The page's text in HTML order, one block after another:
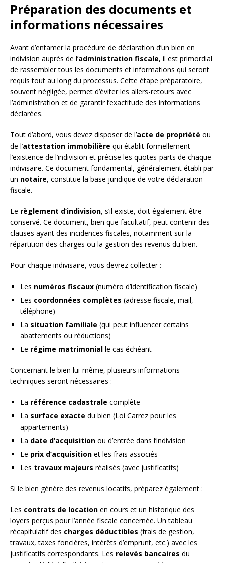
Préparation des documents et
informations nécessaires
Avant d’entamer la procédure de déclaration d’un bien en
indivision auprès de l’administration fiscale, il est primordial
de rassembler tous les documents et informations qui seront
requis tout au long du processus. Cette étape préparatoire,
souvent négligée, permet d’éviter les allers-retours avec
l’administration et de garantir l’exactitude des informations
déclarées.
Tout d’abord, vous devez disposer de l’acte de propriété ou
de l’attestation immobilière qui établit formellement
l’existence de l’indivision et précise les quotes-parts de chaque
indivisaire. Ce document fondamental, généralement établi par
un notaire, constitue la base juridique de votre déclaration
fiscale.
Le règlement d’indivision, s’il existe, doit également être
conservé. Ce document, bien que facultatif, peut contenir des
clauses ayant des incidences fiscales, notamment sur la
répartition des charges ou la gestion des revenus du bien.
Pour chaque indivisaire, vous devrez collecter :
Les numéros fiscaux (numéro d’identification fiscale)
Les coordonnées complètes (adresse fiscale, mail,
téléphone)
La situation familiale (qui peut influencer certains
abattements ou réductions)
Le régime matrimonial le cas échéant
Concernant le bien lui-même, plusieurs informations
techniques seront nécessaires :
La référence cadastrale complète
La surface exacte du bien (Loi Carrez pour les
appartements)
La date d’acquisition ou d’entrée dans l’indivision
Le prix d’acquisition et les frais associés
Les travaux majeurs réalisés (avec justificatifs)
Si le bien génère des revenus locatifs, préparez également :
Les contrats de location en cours et un historique des
loyers perçus pour l’année fiscale concernée. Un tableau
récapitulatif des charges déductibles (frais de gestion,
travaux, taxes foncières, intérêts d’emprunt, etc.) avec les
justificatifs correspondants. Les relevés bancaires du